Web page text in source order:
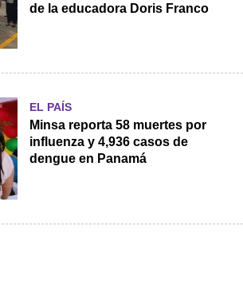
de la educadora Doris Franco
EL PAÍS
Minsa reporta 58 muertes por
influenza y 4,936 casos de
dengue en Panamá